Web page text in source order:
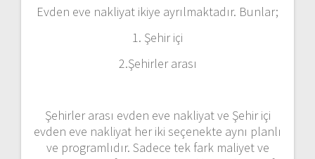
Evden eve nakliyat ikiye ayrılmaktadır. Bunlar;
1. Şehir içi
2.Şehirler arası
Şehirler arası evden eve nakliyat ve Şehir içi
evden eve nakliyat her iki seçenekte aynı planlı
ve programlıdır. Sadece tek fark maliyet ve